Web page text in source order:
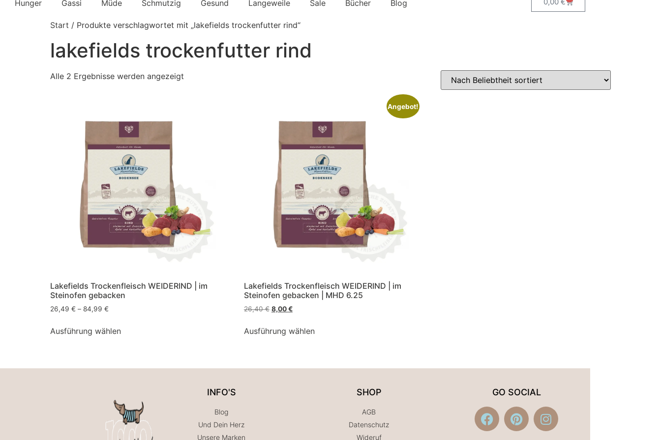
Hunger Gassi Müde Schmutzig Gesund Langeweile Sale Bücher Blog
Start / Produkte verschlagwortet mit „lakefields trockenfutter rind“
lakefields trockenfutter rind
Alle 2 Ergebnisse werden angezeigt
Lakefields Trockenfleisch WEIDERIND | im
Steinofen gebacken
26,49 € – 84,99 €
Ausführung wählen
Angebot!
Lakefields Trockenfleisch WEIDERIND | im
Steinofen gebacken | MHD 6.25
26,40€ 8,00€
Ausführung wählen
INFO'S
Blog
Und Dein Herz
Unsere Marken
SHOP
AGB
Datenschutz
Wideruf
GO SOCIAL